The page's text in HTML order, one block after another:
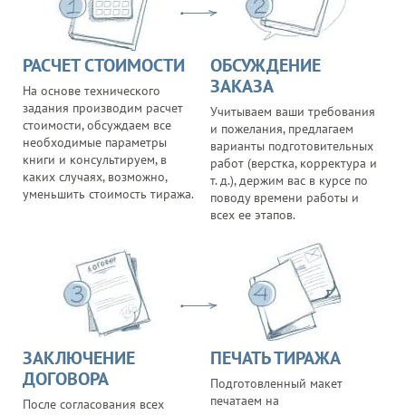
РАСЧЕТ СТОИМОСТИ
На основе технического
задания производим расчет
стоимости, обсуждаем все
необходимые параметры
книги и консультируем, в
каких случаях, возможно,
уменьшить стоимость тиража.
ОБСУЖДЕНИЕ
ЗАКАЗА
Учитываем ваши требования
и пожелания, предлагаем
варианты подготовительных
работ (верстка, корректура и
т. д.), держим вас в курсе по
поводу времени работы и
всех ее этапов.
ЗАКЛЮЧЕНИЕ
ДОГОВОРА
После согласования всех
ПЕЧАТЬ ТИРАЖА
Подготовленный макет
печатаем на